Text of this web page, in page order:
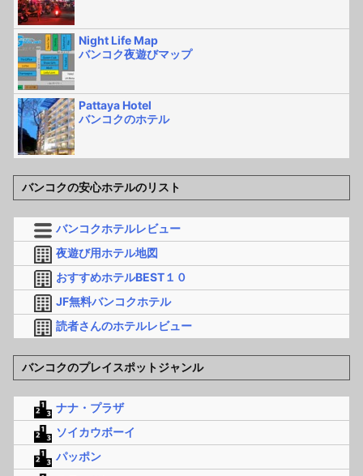
Night Life Map
バンコク夜遊びマップ
Pattaya Hotel
バンコクのホテル
バンコクの安心ホテルのリスト
バンコクホテルレビュー
夜遊び用ホテル地図
おすすめホテルBEST１０
JF無料バンコクホテル
読者さんのホテルレビュー
バンコクのプレイスポットジャンル
ナナ・プラザ
ソイカウボーイ
パッポン